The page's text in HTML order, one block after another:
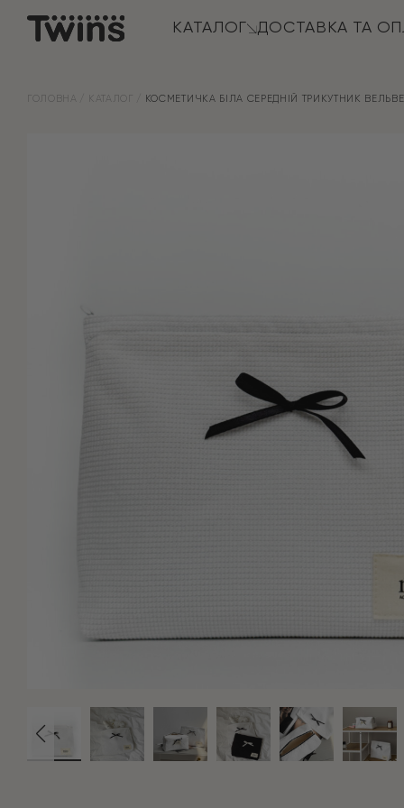
КАТАЛОГ ДОСТАВКА ТА
ГОЛОВНА КАТАЛОГ КОСМЕТИЧКА БІЛА СЕРЕДНІЙ ТРИКУТНИК